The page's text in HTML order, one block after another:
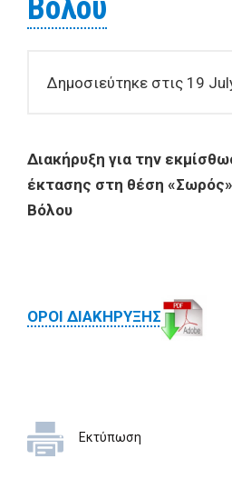
Βόλου
Δημοσιεύτηκε στις 19
Διακήρυξη για την
έκτασης στη θέση
Βόλου
ΟΡΟΙ ΔΙΑΚΗΡΥΞΗΣ
Εκτύπωση